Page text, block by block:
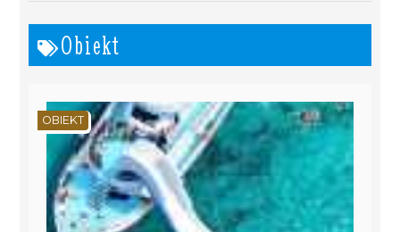
Obiekt
OBIEKT